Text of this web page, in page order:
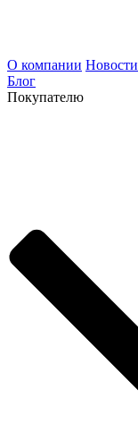
О компании Новости
Блог
Покупателю